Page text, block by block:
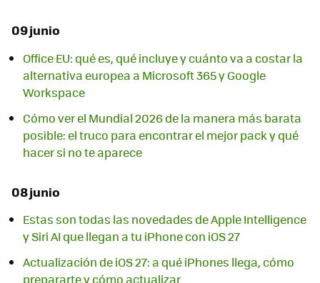
09 junio
Office EU: qué es, qué incluye y cuánto va a costar la
alternativa europea a Microsoft 365 y Google
Workspace
Cómo ver el Mundial 2026 de la manera más barata
posible: el truco para encontrar el mejor pack y qué
hacer si no te aparece
08 junio
Estas son todas las novedades de Apple Intelligence
y Siri AI que llegan a tu iPhone con iOS 27
Actualización de iOS 27: a qué iPhones llega, cómo
prepararte y cómo actualizar